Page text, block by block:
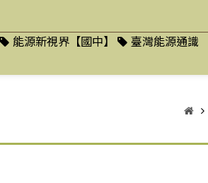
能源新視界【國中】
臺灣能源通識